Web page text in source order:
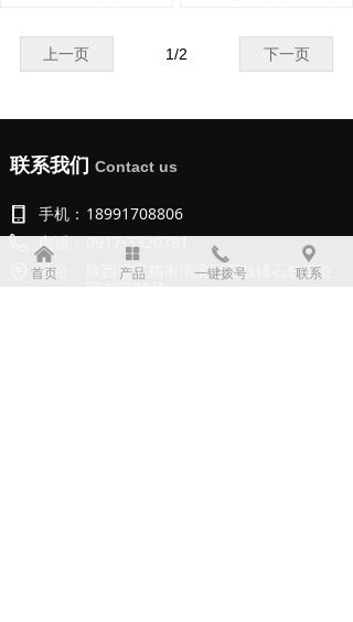
上一页 下一页
1/2
联系我们 Contact us
手机： 18991708806
电话：0917-3320781
地址：
陕西省宝鸡市渭滨区石鼓镇石鼓工业
낀
首页
넒
产品
끅
一键拨号
끇
联系